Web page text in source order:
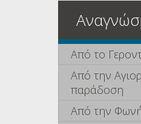
Από το
Από την
παράδοση
Από την